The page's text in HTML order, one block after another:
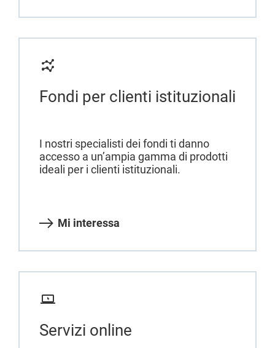
Fondi per clienti istituzionali
I nostri specialisti dei fondi ti danno
accesso a un’ampia gamma di prodotti
ideali per i clienti istituzionali.
Mi interessa
Servizi online